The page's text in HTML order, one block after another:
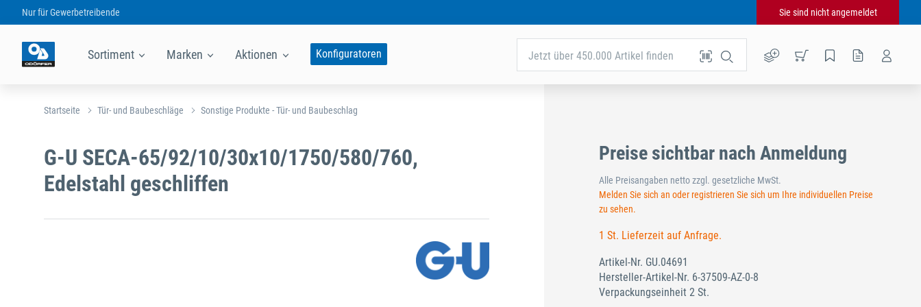
Nur fürGewerbetreibende Sie sind nicht angemeldet
Sortiment Marken Aktionen Konfiguratoren Jetzt über 450.000 Artikel finden
Startseite Tür- und Baubeschläge Sonstige Produkte - Tür- und Baubeschlag
G-U SECA-65/92/10/30x10/1750/580/760,
Edelstahl geschliffen
Preise sichtbar nach Anmeldung
Alle Preisangaben netto zzgl. gesetzliche MwSt.
Melden Sie sich an oder registrieren Sie sich um Ihre individuellen Preise
zu sehen.
1 St. Lieferzeit auf Anfrage.
Artikel-Nr. GU.04691
Hersteller-Artikel-Nr. 6-37509-AZ-0-8
Verpackungseinheit 2 St.